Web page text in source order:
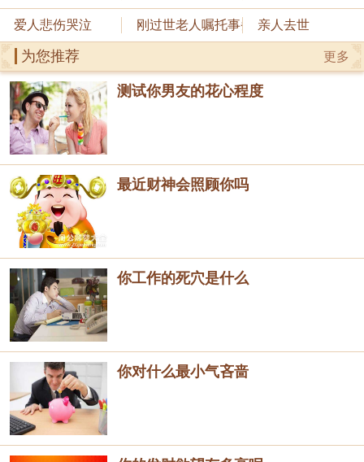
爱人悲伤哭泣 刚过世老人嘱托事务 亲人去世
更多
为您推荐
测试你男友的花心程度
最近财神会照顾你吗
你工作的死穴是什么
你对什么最小气吝啬